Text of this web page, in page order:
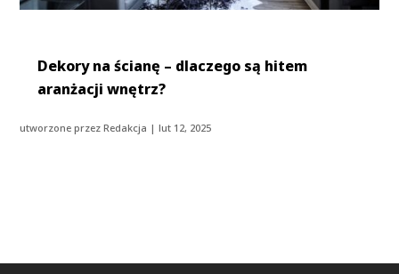
Dekory na ścianę – dlaczego są hitem
aranżacji wnętrz?
utworzone przezRedakcja |lut 12, 2025